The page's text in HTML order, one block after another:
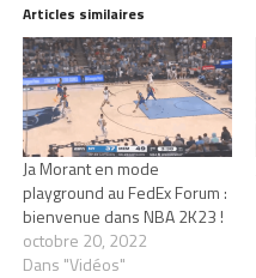
Articles similaires
Ja Morant en mode
playground au FedEx Forum :
bienvenue dans NBA 2K23 !
octobre 20, 2022
Dans "Vidéos"